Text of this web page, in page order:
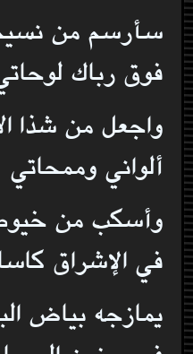
سأرسم من نسيم
فوق رباك
واجعل من شذا
ألواني وممحاتي
وأسكب من
في الإشراق
يمازجه بياض